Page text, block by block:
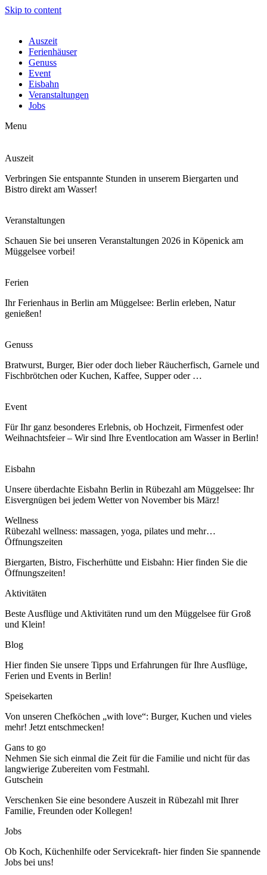
Skip to content
Auszeit
Ferienhäuser
Genuss
Event
Eisbahn
Veranstaltungen
Jobs
Menu
Auszeit
Verbringen Sie entspannte Stunden in unserem Biergarten und
Bistro direkt am Wasser!
Veranstaltungen
Schauen Sie bei unseren Veranstaltungen 2026 in Köpenick am
Müggelsee vorbei!
Ferien
Ihr Ferienhaus in Berlin am Müggelsee: Berlin erleben, Natur
genießen!
Genuss
Bratwurst, Burger, Bier oder doch lieber Räucherfisch, Garnele und
Fischbrötchen oder Kuchen, Kaffee, Supper oder …
Event
Für Ihr ganz besonderes Erlebnis, ob Hochzeit, Firmenfest oder
Weihnachtsfeier – Wir sind Ihre Eventlocation am Wasser in Berlin!
Eisbahn
Unsere überdachte Eisbahn Berlin in Rübezahl am Müggelsee: Ihr
Eisvergnügen bei jedem Wetter von November bis März!
Wellness
Rübezahl wellness: massagen, yoga, pilates und mehr…
Öffnungszeiten
Biergarten, Bistro, Fischerhütte und Eisbahn: Hier finden Sie die
Öffnungszeiten!
Aktivitäten
Beste Ausflüge und Aktivitäten rund um den Müggelsee für Groß
und Klein!
Blog
Hier finden Sie unsere Tipps und Erfahrungen für Ihre Ausflüge,
Ferien und Events in Berlin!
Speisekarten
Von unseren Chefköchen „with love“: Burger, Kuchen und vieles
mehr! Jetzt entschmecken!
Gans to go
Nehmen Sie sich einmal die Zeit für die Familie und nicht für das
langwierige Zubereiten vom Festmahl.
Gutschein
Verschenken Sie eine besondere Auszeit in Rübezahl mit Ihrer
Familie, Freunden oder Kollegen!
Jobs
Ob Koch, Küchenhilfe oder Servicekraft- hier finden Sie spannende
Jobs bei uns!